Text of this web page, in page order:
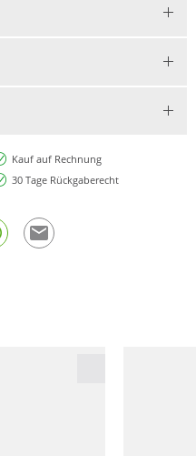
Kauf auf Rechnung
30 Tage Rückgaberecht